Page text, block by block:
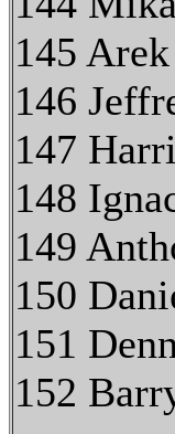
145
146
147
148
149
150
151
152